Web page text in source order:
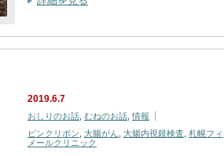
2019.6.7
おしりのお話 むねのお話 ,情報
ピンクリボン 大腸がん 大腸内視鏡検査 札幌フィ
メールクリニック